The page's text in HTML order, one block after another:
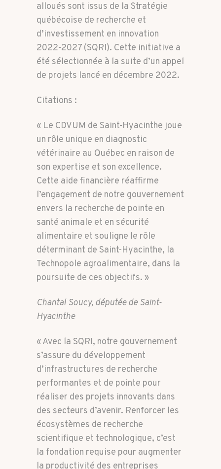
alloués sont issus de la Stratégie
québécoise de recherche et
d’investissement en innovation
2022-2027 (SQRI). Cette initiative a
été sélectionnée à la suite d’un appel
de projets lancé en décembre 2022.
Citations :
« Le CDVUM de Saint-Hyacinthe joue
un rôle unique en diagnostic
vétérinaire au Québec en raison de
son expertise et son excellence.
Cette aide financière réaffirme
l’engagement de notre gouvernement
envers la recherche de pointe en
santé animale et en sécurité
alimentaire et souligne le rôle
déterminant de Saint-Hyacinthe, la
Technopole agroalimentaire, dans la
poursuite de ces objectifs. »
Chantal Soucy, députée de Saint-
Hyacinthe
« Avec la SQRI, notre gouvernement
s’assure du développement
d’infrastructures de recherche
performantes et de pointe pour
réaliser des projets innovants dans
des secteurs d’avenir. Renforcer les
écosystèmes de recherche
scientifique et technologique, c’est
la fondation requise pour augmenter
la productivité des entreprises